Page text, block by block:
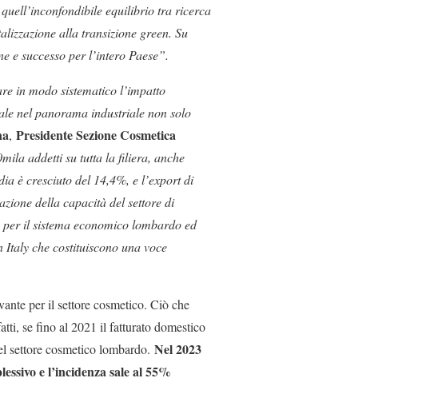
equilibrio tra ricerca
alla transizione green. Su
successo per l’intero Paese”.
in modo sistematico l’impatto
nel panorama industriale non solo
, Presidente Sezione Cosmetica
addetti su tutta la filiera, anche
è cresciuto del 14,4%, e l’export di
della capacità del settore di
il sistema economico lombardo ed
che costituiscono una voce
per il settore cosmetico. Ciò che
se fino al 2021 il fatturato domestico
settore cosmetico lombardo. Nel 2023
e l’incidenza sale al 55%